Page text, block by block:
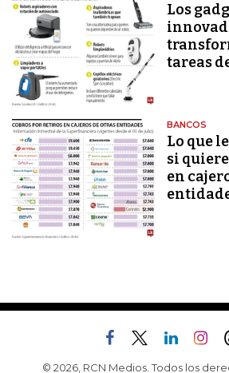
Los
tareas
BANCOS
Lo que
si
en
© 2026, RCN Medios. Todos los